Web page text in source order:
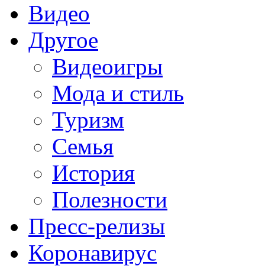
Видео
Другое
Видеоигры
Мода и стиль
Туризм
Семья
История
Полезности
Пресс-релизы
Коронавирус